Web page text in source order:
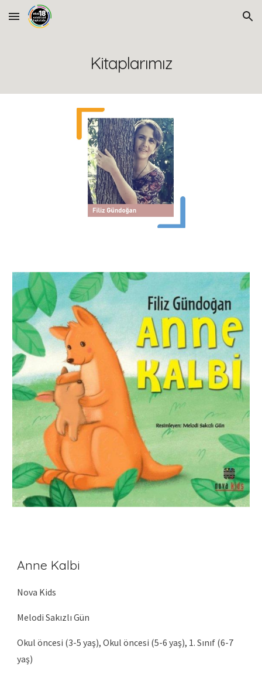
Skip to main content Skip to navigation
Kitaplarımız
Anne Kalbi
Nova Kids
Melodi Sakızlı Gün
Okul öncesi (3-5 yaş), Okul öncesi (5-6 yaş), 1. Sınıf (6-7
yaş)